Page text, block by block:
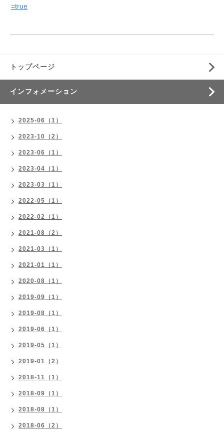
=true
トップページ
インフォメーション
2025-06（1）
2023-10（2）
2023-06（1）
2023-04（1）
2023-03（1）
2022-05（1）
2022-02（1）
2021-08（2）
2021-03（1）
2021-01（1）
2020-08（1）
2019-09（1）
2019-08（1）
2019-06（1）
2019-05（1）
2019-01（2）
2018-11（1）
2018-09（1）
2018-08（1）
2018-06（2）